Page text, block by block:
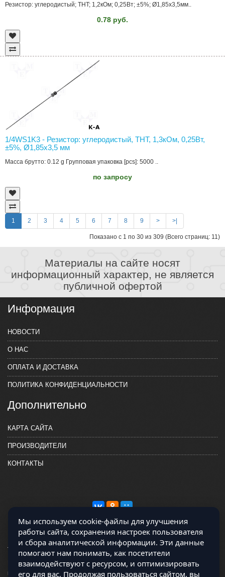
Резистор: углеродистый; THT; 1,2кОм; 0,25Вт; ±5%; Ø1,85x3,5мм..
0.78 руб.
1/4WS1K3 - Резистор: углеродистый, THT, 1,3кОм, 0,25Вт,
±5%, Ø1,85x3,5 мм
Масса брутто: 0.12 g Групповая упаковка [pcs]: 5000 ..
по запросу
1 2 3 4 5 6 7 8 9 > >|
Показано с 1 по 30 из 309 (Всего страниц: 11)
Материалы на сайте носят
информационный характер, не является
публичной офертой
Информация
НОВОСТИ
О НАС
ОПЛАТА И ДОСТАВКА
ПОЛИТИКА КОНФИДЕНЦИАЛЬНОСТИ
Дополнительно
КАРТА САЙТА
ПРОИЗВОДИТЕЛИ
КОНТАКТЫ
Магазин работает на OCLite Комплект-А - радиодетали и электронные
компоненты © 2026
Мы используем cookie-файлы для улучшения
работы сайта, сохранения настроек пользователя
и сбора аналитической информации. Эти данные
помогают нам понимать, как посетители
взаимодействуют с ресурсом, и оптимизировать
его для вас. Продолжая пользоваться сайтом, вы